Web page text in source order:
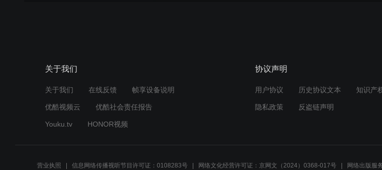
关于我们
关于我们 在线反馈 帧享设备说明
优酷视频云 优酷社会责任报告
Youku.tv HONOR视频
协议声明
用户协议 历史协议文本 知识产
隐私政策 反盗链声明
营业执照 信息网络传播视听节目许可证：0108283号 网络文化经营许可证：京网文（2024）0368-017号 网络出版服